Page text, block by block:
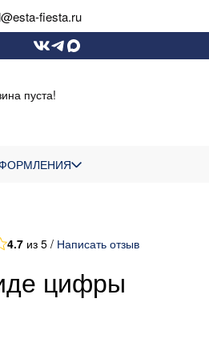
fiesta.ru
пуста!
4.7 из 5 / Написать отзыв
цифры